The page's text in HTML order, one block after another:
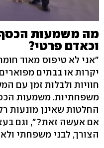
מה משמעות
וכאדם פרטי?
"אני לא טיפוס מאוד
יקרות או בבתים
חוויות ולבלות זמן עם
משפחתיות. משמעות
החלטות שאינן מונעות
אם אעשה זאת?", וגם
הצורך, לבני משפחתי